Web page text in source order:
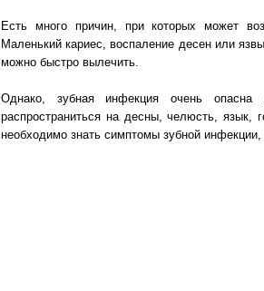
Есть много причин, при которых может
Маленький кариес, воспаление десен или
можно быстро вылечить.
Однако, зубная инфекция очень
распространиться на десны, челюсть, язык,
необходимо знать симптомы зубной